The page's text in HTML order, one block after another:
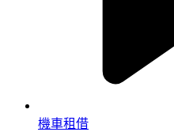
機車租借